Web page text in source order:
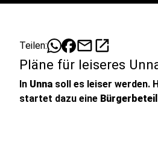
Teilen: mailopen_in_new
Pläne für leiseres
In Unna soll es leiser werden.
startet dazu eine